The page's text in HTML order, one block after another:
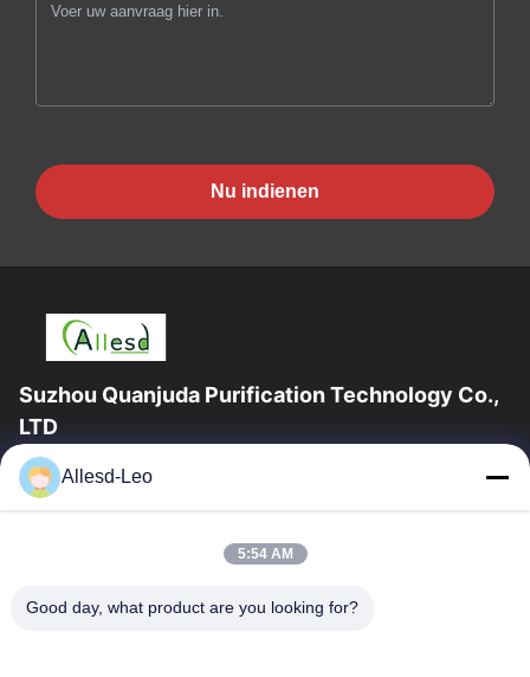
Nu indienen
Suzhou Quanjuda Purification Technology Co.,
LTD
16years ervaring, als belangrijke fabrikant en exporteur van
ESD & Cleanroom producten, bieden wij een volledige lijn van
Huis
Producten
Allesd-Leo
5:54 AM
Good day, what product are you looking for?